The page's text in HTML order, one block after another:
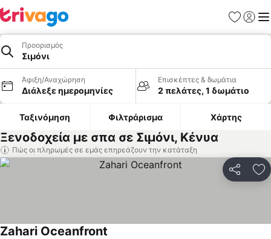
Προορισμός
Σιμόνι
Άφιξη/Αναχώρηση
Διάλεξε ημερομηνίες
Επισκέπτες & δωμάτια
2 πελάτες, 1 δωμάτιο
Ταξινόμηση Φιλτράρισμα Χάρτης
Ξενοδοχεία με σπα σε Σιμόνι, Κένυα
Πώς οι πληρωμές σε εμάς επηρεάζουν την κατάταξη
Zahari Oceanfront